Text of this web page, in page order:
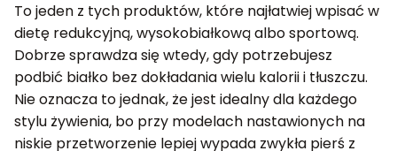
To jeden z tych produktów, które najłatwiej wpisać w
dietę redukcyjną, wysokobiałkową albo sportową.
Dobrze sprawdza się wtedy, gdy potrzebujesz
podbić białko bez dokładania wielu kalorii i tłuszczu.
Nie oznacza to jednak, że jest idealny dla każdego
stylu żywienia, bo przy modelach nastawionych na
niskie przetworzenie lepiej wypada zwykła pierś z